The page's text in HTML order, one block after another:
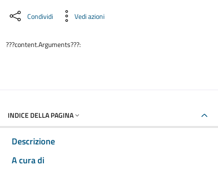
Condividi Vedi azioni
???content.Arguments???:
INDICE DELLA PAGINA
Descrizione
A cura di